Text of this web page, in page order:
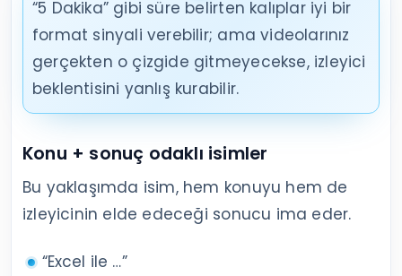
“5 Dakika” gibi süre belirten kalıplar iyi bir
format sinyali verebilir; ama videolarınız
gerçekten o çizgide gitmeyecekse, izleyici
beklentisini yanlış kurabilir.
Konu + sonuç odaklı isimler
Bu yaklaşımda isim, hem konuyu hem de
izleyicinin elde edeceği sonucu ima eder.
“Excel ile …”